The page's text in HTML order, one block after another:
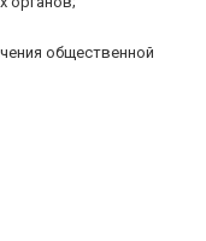
общественной